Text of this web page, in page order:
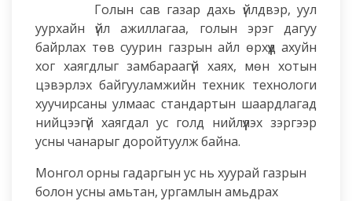
Голын сав газар дахь үйлдвэр, уул
уурхайн үйл ажиллагаа, голын эрэг дагуу
байрлах төв суурин газрын айл өрхүүд ахуйн
хог хаягдлыг замбараагүй хаях, мөн хотын
цэвэрлэх байгууламжийн техник технологи
хуучирсаны улмаас стандартын шаардлагад
нийцээгүй хаягдал ус голд нийлүүлэх зэргээр
усны чанарыг доройтуулж байна.
Монгол орны гадаргын ус нь хуурай газрын
болон усны амьтан, ургамлын амьдрах